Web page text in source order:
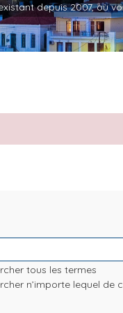
depuis 2007, où
tous les termes
n’importe lequel de